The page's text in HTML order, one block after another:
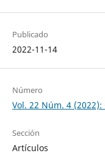
Publicado
2022-11-14
Número
Vol. 22 Núm. 4
Sección
Artículos